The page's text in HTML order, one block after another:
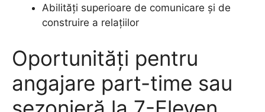
Abilități superioare de comunicare și de
construire a relațiilor
Oportunități pentru
angajare part-time sau